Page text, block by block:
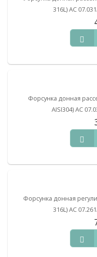
316L) АС
Форсунка донная
AISI304) АС
Форсунка донная
316L) АС